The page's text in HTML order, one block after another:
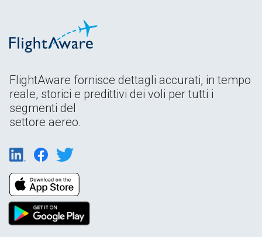
FlightAware fornisce dettagli accurati, in tempo
reale, storici e predittivi dei voli per tutti i
segmenti del
settore aereo.